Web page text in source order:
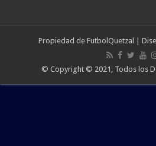
Propiedad de FutbolQuetzal |
© Copyright © 2021, Todos los